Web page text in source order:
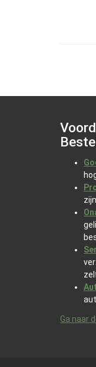
Ga naar